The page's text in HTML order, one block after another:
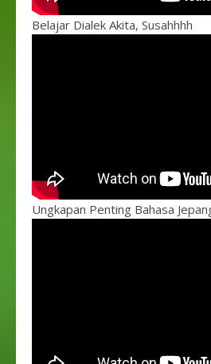
Belajar Dialek Akita, Susahhhh
Ungkapan Penting Bahasa